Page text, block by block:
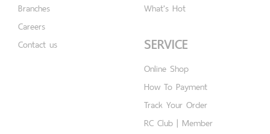
Branches
Careers
Contact us
What's Hot
SERVICE
Online Shop
How To Payment
Track Your Order
RC Club | Member